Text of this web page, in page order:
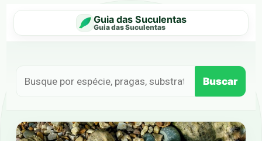
Guia das Suculentas
Guia das Suculentas
Buscar